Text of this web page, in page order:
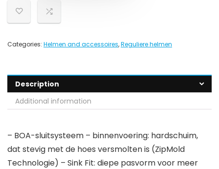
Categories: Helmen and accessoires,Reguliere helmen
Description
Additional information
– BOA-sluitsysteem – binnenvoering: hardschuim,
dat stevig met de hoes versmolten is (ZipMold
Technologie) – Sink Fit: diepe pasvorm voor meer